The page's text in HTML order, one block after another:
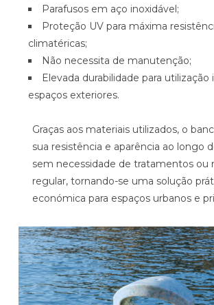
Parafusos em aço inoxidável;
Proteção UV para máxima
climatéricas;
Não necessita de manutenção;
Elevada durabilidade para
espaços exteriores.
Graças aos materiais utilizados, o
sua resistência e aparência ao longo
sem necessidade de tratamentos ou
regular, tornando-se uma solução
económica para espaços urbanos e